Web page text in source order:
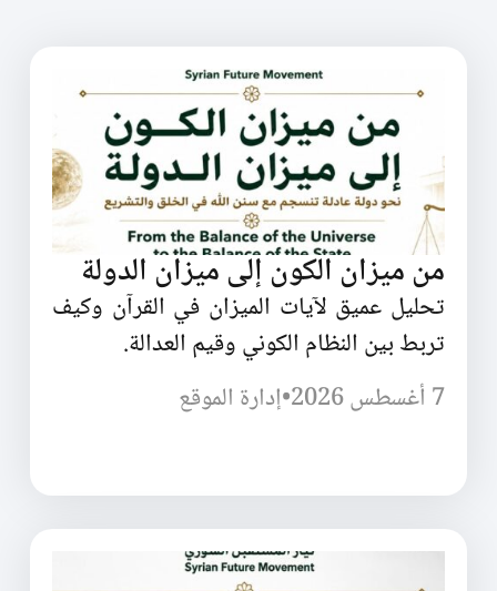
من ميزان الكون إلى ميزان الدولة
تحليل عميق لآيات الميزان في القرآن وكيف
تربط بين النظام الكوني وقيم العدالة.
7 أغسطس 2026
•إدارة الموقع